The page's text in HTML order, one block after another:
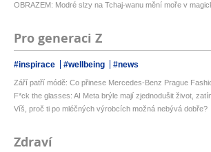
OBRAZEM: Modré slzy na Tchaj-wanu mění moře v
Pro generaci Z
#inspirace #wellbeing #news
Září patří módě: Co přinese Mercedes-Benz Prague
F*ck the glasses: AI Meta brýle mají zjednodušit život,
Víš, proč ti po mléčných výrobcích možná nebývá dobře?
Zdraví